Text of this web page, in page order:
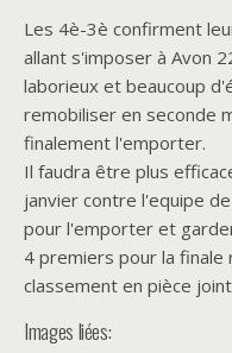
Les 4è-3è confirment
allant s'imposer à Avon
laborieux et beaucoup
remobiliser en seconde
finalement l'emporter.
Il faudra être plus
janvier contre l'equipe
pour l'emporter et
4 premiers pour la finale
classement en pièce
Images liées: